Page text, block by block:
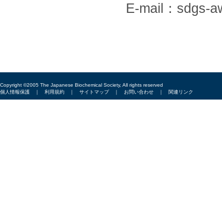
E-mail：sdgs-
Copyright ©2005 The Japanese Biochemical Society, All rights reserved
個人情報保護 ｜ 利用規約 ｜ サイトマップ｜ お問い合わせ ｜ 関連リンク